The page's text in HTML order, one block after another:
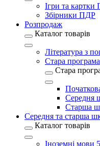
Ігри та
Збірники ПДР
Розпродаж
Каталог товарів
Література з
Стара програма
Стара
Середня
Старша
Середня та старша
Каталог товарів
Іноземні мови